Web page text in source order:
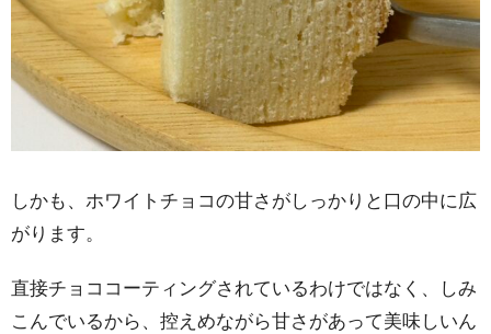
しかも、ホワイトチョコの甘さがしっかりと口の中に広
がります。
直接チョココーティングされているわけではなく、しみ
こんでいるから、控えめながら甘さがあって美味しいん